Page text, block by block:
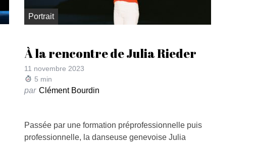
Portrait
À la rencontre de Julia Rieder
11 novembre 2023
5 min
par Clément Bourdin
Passée par une formation préprofessionnelle puis
professionnelle, la danseuse genevoise Julia